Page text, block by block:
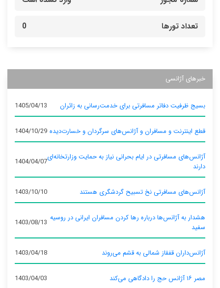
تعداد تورها 0
خبرهای آژانسی
بسیج ظرفیت دفاتر مسافرتی برای خدمت‌رسانی به زائران 1405/04/13
قطع اینترنت و مسافران و آژانس‌های سرگردان و خسارت‌دیده 1404/10/29
آژانس‌های مسافرتی در ایام بحرانی نیاز به حمایت وزارتخانه‌ای
دارند
1404/04/07
آژانس‌های مسافرتی نخ تسبیح گردشگری هستند 1403/10/10
هشدار به آژانس‌ها درباره رها کردن مسافران ایرانی در روسیه
سفید
1403/08/13
آژانس‌داران قفقاز شمالی به قشم می‌روند 1403/04/18
مصر ۱۶ آژانس حج را دادگاهی می‌کند 1403/04/03